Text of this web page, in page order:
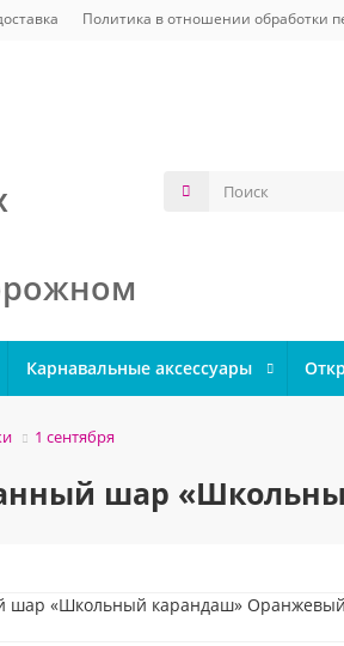
Политика в отношении обработки
Карнавальные аксессуары
1 сентября
шар